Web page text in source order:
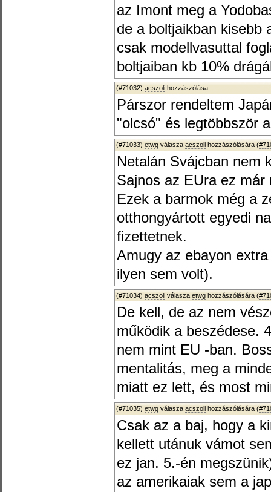
az Imont meg a
de a boltjaikban kisebb
csak modellvasuttal
boltjaiban kb 10%
(#71032) acszoli hozzászólása
Párszor rendeltem
"olcsó" és legtöbbször
(#71033) etwg válasza acszoli hozzászólására (
Netalán Svájcban nem
Sajnos az EUra ez
Ezek a barmok még a
otthongyártott egyedi
fizettetnek.
Amugy az ebayon
ilyen sem volt).
(#71034) acszoli válasza etwg hozzászólására (
De kell, de az nem
működik a beszédese.
nem mint EU -ban.
mentalitás, meg a
miatt ez lett, és most
(#71035) etwg válasza acszoli hozzászólására (
Csak az a baj, hogy a
kellett utánuk vámot
ez jan. 5.-én
az amerikaiak sem a